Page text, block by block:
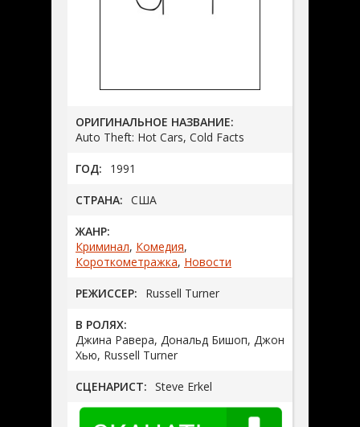
ОРИГИНАЛЬНОЕ НАЗВАНИЕ:
Auto Theft: Hot Cars, Cold Facts
ГОД: 1991
СТРАНА: США
ЖАНР:
Криминал, Комедия,
Короткометражка, Новости
РЕЖИССЕР: Russell Turner
В РОЛЯХ:
Джина Равера, Дональд Бишоп, Джон
Хью, Russell Turner
СЦЕНАРИСТ: Steve Erkel